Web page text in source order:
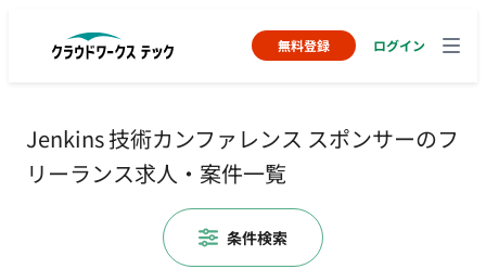
無料登録 ログイン
Jenkins 技術カンファレンス スポンサーのフ
リーランス求人・案件一覧
条件検索